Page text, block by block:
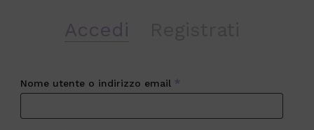
Accedi
Nome utente o indirizzo email *